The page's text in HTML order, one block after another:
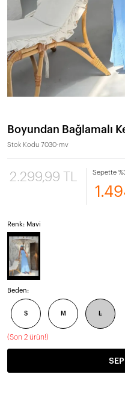
Boyundan Bağlamalı
Stok Kodu 7030-mv
2.299,99 TL Sepette
Renk: Mavi
Beden:
S M L
(Son 2 ürün!)